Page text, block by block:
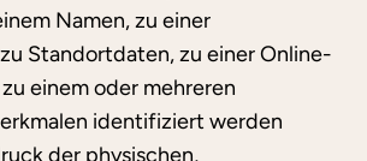
Namen, zu einer
Standortdaten, zu einer Online-
einem oder mehreren
identifiziert werden
der physischen,